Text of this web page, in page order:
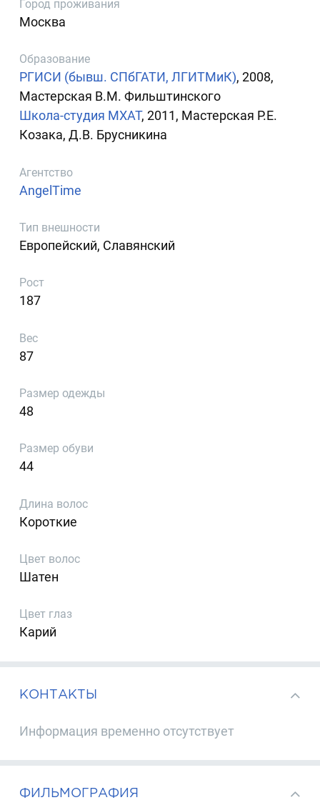
Город проживания
Москва
Образование
РГИСИ (бывш. СПбГАТИ, ЛГИТМиК), 2008,
Мастерская В.М. Фильштинского
Школа-студия МХАТ, 2011, Мастерская Р.Е.
Козака, Д.В. Брусникина
Агентство
AngelTime
Тип внешности
Европейский, Славянский
Рост
187
Вес
87
Размер одежды
48
Размер обуви
44
Длина волос
Короткие
Цвет волос
Шатен
Цвет глаз
Карий
КОНТАКТЫ
Информация временно отсутствует
ФИЛЬМОГРАФИЯ